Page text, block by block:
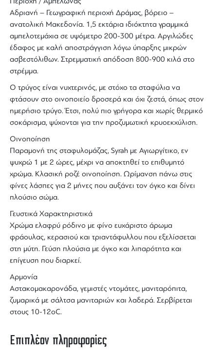
Αδριανή – Γεωγραφική περιοχή Δράμας, βόρειο –
ανατολική Μακεδονία. 1,5 εκτάρια ιδιόκτητα γραμμικά
αμπελοτεμάχια σε υψόμετρο 200-300 μέτρα. Αργιλώδες
έδαφος με καλή αποστράγγιση λόγω ύπαρξης μικρών
ασβεστόλιθων. Στρεμματική απόδοση 800-900 κιλά στο
στρέμμα.
Ο τρύγος είναι νυχτερινός, με στόχο τα σταφύλια να
φτάσουν στο οινοποιείο δροσερά και όχι ζεστά, όπως στον
ημερήσιο τρύγο. Έτσι, πολύ πιο γρήγορα και χωρίς θερμικό
σοκάρισμα, ψύχονται για την προζυμωτική κρυοεκχύλιση.
Οινοποίηση
Παραμονή της σταφυλομάζας, Syrah με Αγιωργίτικο, εν
ψυχρώ 1 με 2 ώρες, μέχρι να αποκτηθεί το επιθυμητό
χρώμα. Κλασική ροζέ οινοποίηση. Ωρίμανση πάνω στις
φίνες λάσπες για 2 μήνες που αυξάνει τον όγκο και δίνει
πλούσιο σώμα.
Γευστικά Χαρακτηριστικά
Χρώμα ελαφρύ ρόδινο με φίνο ευχάριστο άρωμα
φράουλας, κερασιού και τριαντάφυλλου που εξελίσσεται
στη μύτη. Γεύση πλούσια με όγκο και λιπαρότητα και
επίγευση που διαρκεί.
Αρμονία
Αστακομακαρονάδα, γεμιστές ντομάτες, μανιταρόπιτα,
ζυμαρικά με σάλτσα μανιταριών και λαδερά. Σερβίρεται
στους 10-12οC.
Επιπλέον πληροφορίες